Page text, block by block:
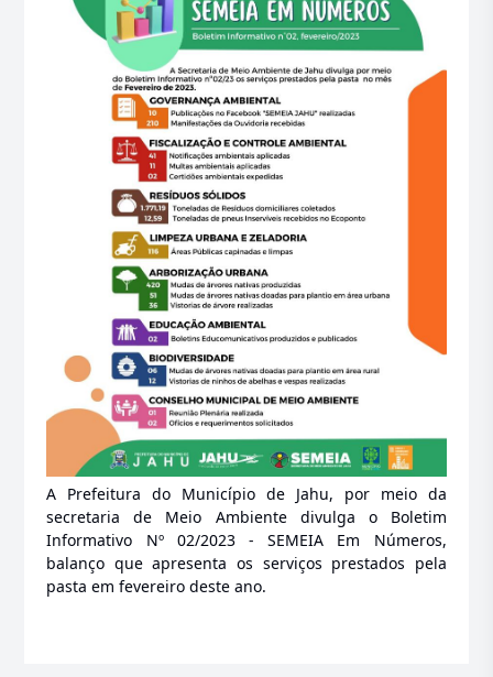
A Prefeitura do Município de Jahu, por meio da
secretaria de Meio Ambiente divulga o Boletim
Informativo Nº 02/2023 - SEMEIA Em Números,
balanço que apresenta os serviços prestados pela
pasta em fevereiro deste ano.